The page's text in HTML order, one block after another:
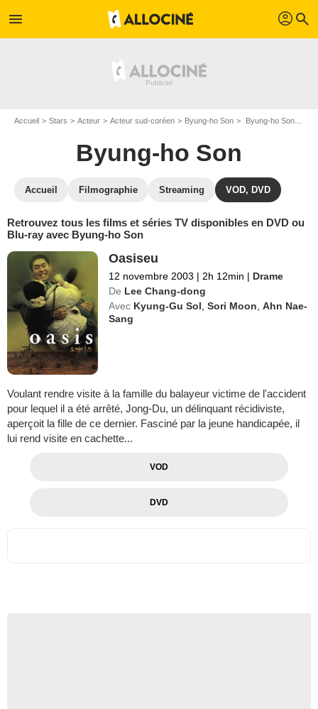
menu profil search
Accueil Stars Acteur Acteur sud-coréen Byung-ho Son Byung-ho Son : ses Blu-Ray, DVD, VOD, SVOD
Byung-ho Son
Accueil Filmographie Streaming VOD, DVD
Retrouvez tous les films et séries TV disponibles en DVD ou
Blu-ray avec Byung-ho Son
Oasiseu
12 novembre 2003 | 2h 12min | Drame
De Lee Chang-dong
Avec Kyung-Gu Sol ,Sori Moon ,Ahn Nae-
Sang
Voulant rendre visite à la famille du balayeur victime de l'accident
pour lequel il a été arrêté, Jong-Du, un délinquant récidiviste,
aperçoit la fille de ce dernier. Fasciné par la jeune handicapée, il
lui rend visite en cachette...
VOD
DVD